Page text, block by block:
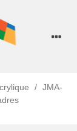
/ JMA-